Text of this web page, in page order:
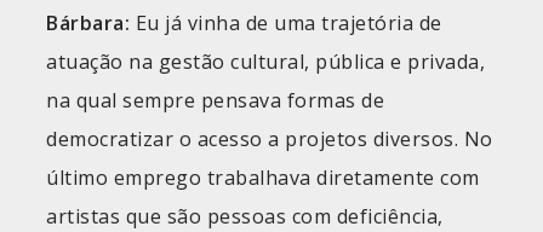
Bárbara: Eu já vinha de uma trajetória de
atuação na gestão cultural, pública e privada,
na qual sempre pensava formas de
democratizar o acesso a projetos diversos. No
último emprego trabalhava diretamente com
artistas que são pessoas com deficiência,